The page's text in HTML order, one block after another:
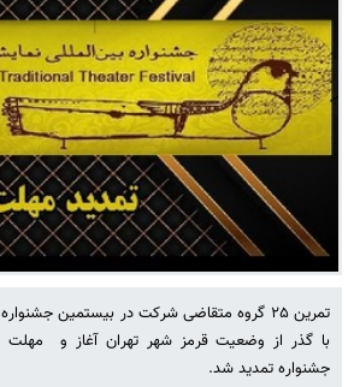
تمرین ۲۵ گروه متقاضی شرکت در بیستمین
با گذر از وضعیت قرمز شهر تهران آغاز و مهلت
جشنواره تمدید شد.